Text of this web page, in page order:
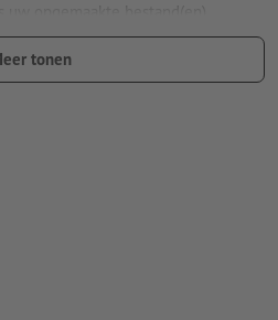
uw opgemaakte bestand(en)
het motief bij het eindproduct niet
opzichte van het eindformaat
tonen